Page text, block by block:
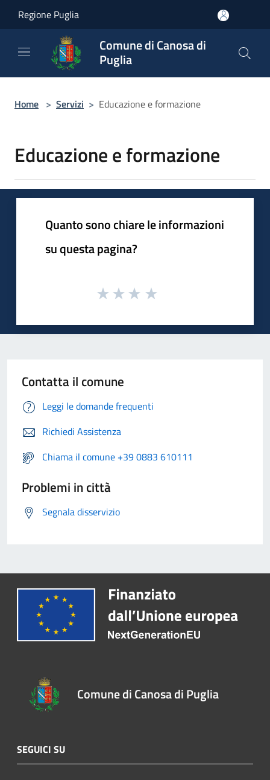
Regione Puglia
Comune di Canosa di
Puglia
Home > Servizi > Educazione e formazione
Educazione e formazione
Quanto sono chiare le informazioni
su questa pagina?
Contatta il comune
Leggi le domande frequenti
Richiedi Assistenza
Chiama il comune +39 0883 610111
Problemi in città
Segnala disservizio
Comune di Canosa di Puglia
SEGUICI SU